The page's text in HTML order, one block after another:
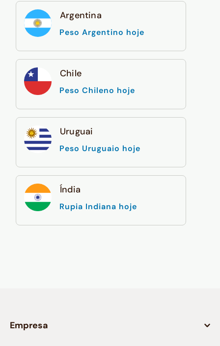
Argentina
Peso Argentino hoje
Chile
Peso Chileno hoje
Uruguai
Peso Uruguaio hoje
Índia
Rupia Indiana hoje
Empresa